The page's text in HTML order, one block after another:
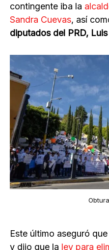
contingente iba la
Sandra Cuevas, así
diputados del PRD,
Este último aseguró
y dijo que la ley para